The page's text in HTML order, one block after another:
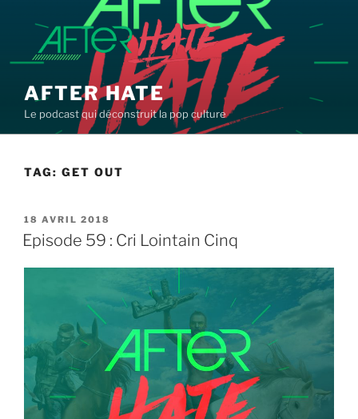
contenu
principal
AFTER HATE
Le podcast qui déconstruit la pop culture
TAG: GET OUT
PUBLIÉ
LE
18 AVRIL 2018
Episode 59 : Cri Lointain Cinq